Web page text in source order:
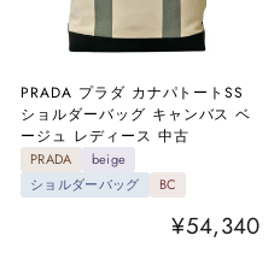
PRADA プラダ カナパトートSS
ショルダーバッグ キャンバス ベ
ージュ レディース 中古
PRADA
beige
ショルダーバッグ
BC
¥54,340